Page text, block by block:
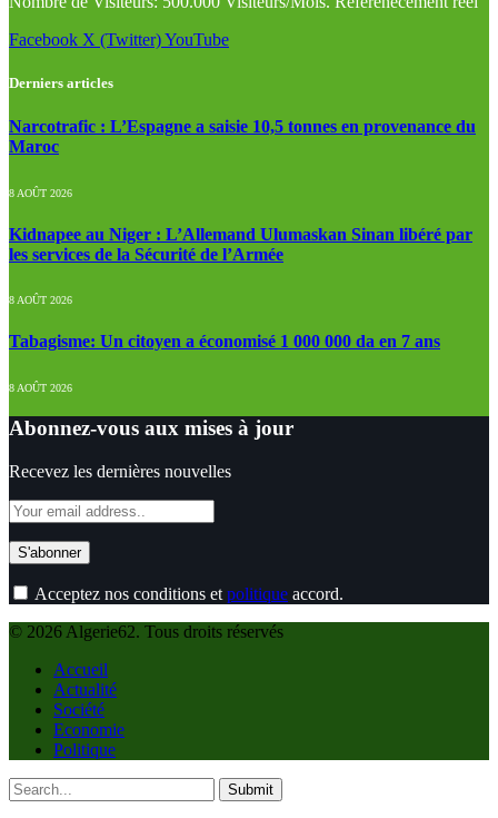
Facebook X (Twitter)YouTube
Derniers articles
Narcotrafic : L’Espagne a saisie 10,5 tonnes en provenance du
Maroc
8 AOÛT 2026
Kidnapee au Niger : L’Allemand Ulumaskan Sinan libéré par
les services de la Sécurité de l’Armée
8 AOÛT 2026
Tabagisme: Un citoyen a économisé 1 000 000 da en 7 ans
8 AOÛT 2026
Abonnez-vous aux mises à jour
Recevez les dernières nouvelles
Acceptez nos conditions et politique accord.
© 2026 Algerie62. Tous droits réservés
Accueil
Actualité
Société
Economie
Politique
Submit